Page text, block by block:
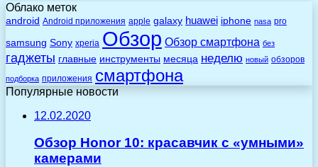
Облако меток
android Android приложения apple galaxy huawei iphone nasa pro
samsung Sony xperia Обзор Обзор смартфона без
гаджеты главные инструменты месяца неделю новый обзоров
подборка приложения смартфона
Популярные новости
12.02.2020
Обзор Honor 10: красавчик с «умными»
камерами